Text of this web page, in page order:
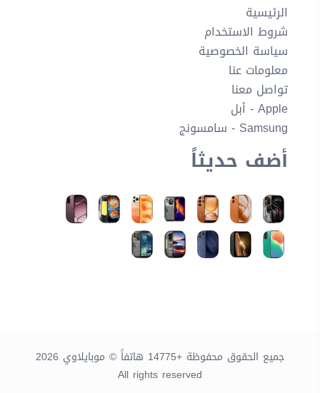
الرئيسية
شروط الاستخدام
سياسة الخصوصية
معلومات عنا
تواصل معنا
Apple - أبل
Samsung - سامسونج
أضف حديثاً
جميع الحقوق محفوظة +14775 هاتفاً © موبايلاوي 2026
All rights reserved